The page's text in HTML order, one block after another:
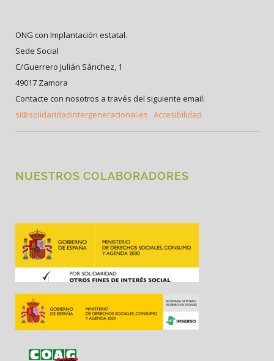
ONG con Implantación estatal.
Sede Social
C/Guerrero Julián Sánchez, 1
49017 Zamora
Contacte con nosotros a través del siguiente email:
si@solidaridadintergeneracional.es Accesibilidad
NUESTROS COLABORADORES